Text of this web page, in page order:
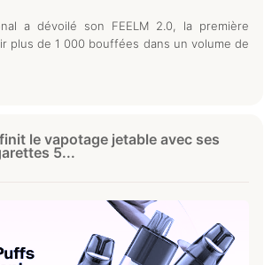
a dévoilé son FEELM 2.0, la première
plus de 1 000 bouffées dans un volume de
le vapotage jetable avec ses
5...